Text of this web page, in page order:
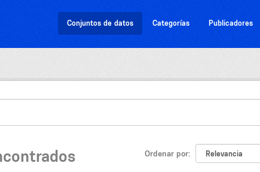
Conjuntos de datos Categorías Publicadores
Ordenar por